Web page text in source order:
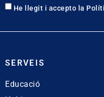
He llegit i accepto la
SERVEIS
Educació